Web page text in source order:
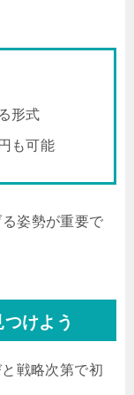
形式
も可能
姿勢が重要で
けよう
戦略次第で初